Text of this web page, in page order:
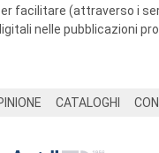
facilitare (attraverso i
nelle pubblicazioni
CATALOGHI